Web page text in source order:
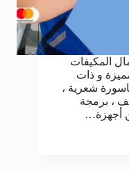
المكيفات
و ذات
شعرية ،
، برمجة
أجهزة…